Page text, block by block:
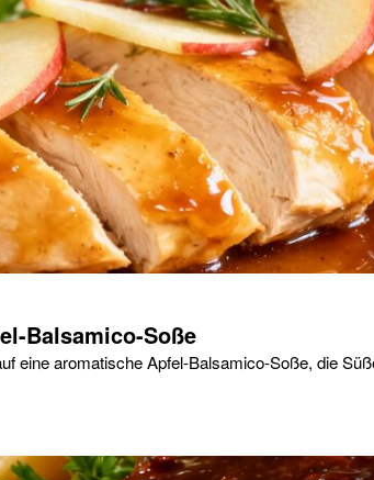
Balsamico-Soße
eine aromatische Apfel-Balsamico-Soße, die